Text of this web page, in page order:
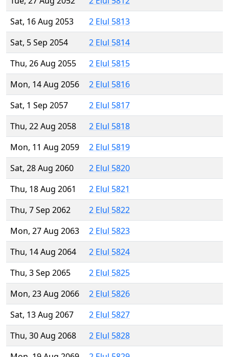
Sat, 16 Aug 2053
2 Elul 5813
Sat, 5 Sep 2054
2 Elul 5814
Thu, 26 Aug 2055
2 Elul 5815
Mon, 14 Aug 2056
2 Elul 5816
Sat, 1 Sep 2057
2 Elul 5817
Thu, 22 Aug 2058
2 Elul 5818
Mon, 11 Aug 2059
2 Elul 5819
Sat, 28 Aug 2060
2 Elul 5820
Thu, 18 Aug 2061
2 Elul 5821
Thu, 7 Sep 2062
2 Elul 5822
Mon, 27 Aug 2063
2 Elul 5823
Thu, 14 Aug 2064
2 Elul 5824
Thu, 3 Sep 2065
2 Elul 5825
Mon, 23 Aug 2066
2 Elul 5826
Sat, 13 Aug 2067
2 Elul 5827
Thu, 30 Aug 2068
2 Elul 5828